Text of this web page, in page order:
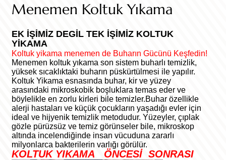
Menemen Koltuk Yıkama
EK İŞİMİZ DEGİL TEK İŞİMİZ KOLTUK
YİKAMA
Koltuk yikama menemen de Buharın Gücünü Keşfedin!
Menemen koltuk yıkama son sistem buharlı temizlik,
yüksek sıcaklıktaki buharın püskürtülmesi ile yapılır.
Koltuk Yikama esnasında buhar, kir ve yüzey
arasındaki mikroskobik boşluklara temas eder ve
böylelikle en zorlu kirleri bile temizler.Buhar özellikle
alerji hastaları ve küçük çocukların yaşadığı evler için
ideal ve hijyenik temizlik metodudur. Yüzeyler, çıplak
gözle pürüzsüz ve temiz görünseler bile, mikroskop
altında incelendiğinde insan vücuduna zararlı
milyonlarca bakterilerin varlığı görülür.
KOLTUK YIKAMA ÖNCESİ SONRASI